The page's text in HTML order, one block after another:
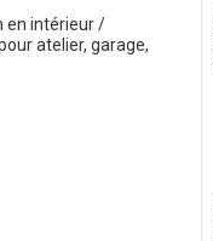
en intérieur /
atelier, garage,